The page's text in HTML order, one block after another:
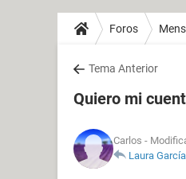
Foros
Tema Anterior
Quiero mi
Carlos -
Laura García